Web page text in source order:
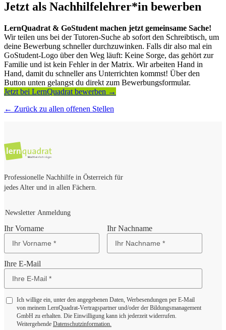
Jetzt als Nachhilfelehrer*in bewerben
LernQuadrat & GoStudent machen jetzt gemeinsame Sache!
Wir teilen uns bei der Tutoren-Suche ab sofort den Schreibtisch, um
deine Bewerbung schneller durchzuwinken. Falls dir also mal ein
GoStudent-Logo über den Weg läuft: Keine Sorge, das gehört zur
Familie und ist kein Fehler in der Matrix. Wir arbeiten Hand in
Hand, damit du schneller ans Unterrichten kommst! Über den
Button unten gelangst du direkt zum Bewerbungsformular.
Jetzt bei LernQuadrat bewerben →
← Zurück zu allen offenen Stellen
Professionelle Nachhilfe in Österreich für
jedes Alter und in allen Fächern.
Newsletter Anmeldung
Ihr Vorname Ihr Nachname
Ihre E-Mail
Ich willige ein, unter den angegebenen Daten, Werbesendungen per E-Mail
von meinem LernQuadrat-Vertragspartner und/oder der Bildungsmanagement
GmbH zu erhalten. Die Einwilligung kann ich jederzeit widerrufen.
Weitergehende Datenschutzinformation.